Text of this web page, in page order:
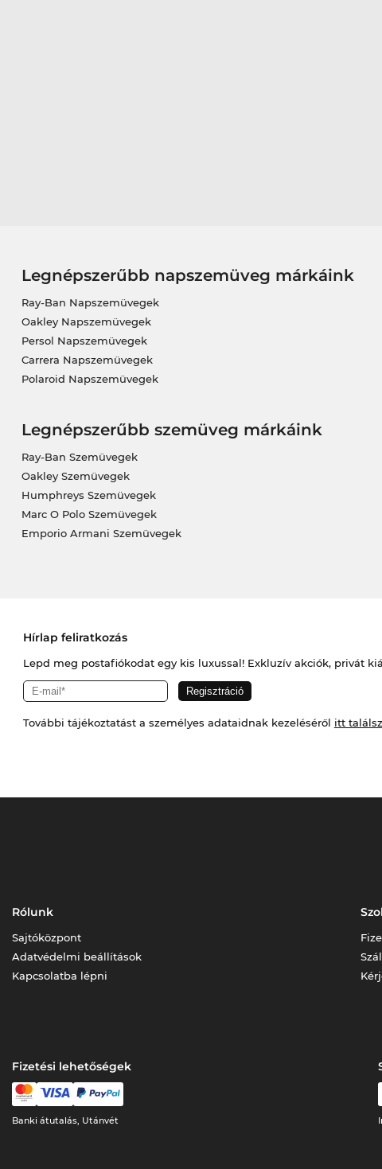
Legnépszerűbb napszemüveg márkáink
Ray-Ban Napszemüvegek
Oakley Napszemüvegek
Persol Napszemüvegek
Carrera Napszemüvegek
Polaroid Napszemüvegek
Legnépszerűbb szemüveg márkáink
Ray-Ban Szemüvegek
Oakley Szemüvegek
Humphreys Szemüvegek
Marc O Polo Szemüvegek
Emporio Armani Szemüvegek
Hírlap feliratkozás
Lepd meg postafiókodat egy kis luxussal! Exkluzív akciók, privát
További tájékoztatást a személyes adataidnak kezeléséről itt találsz
Rólunk
Sajtóközpont
Adatvédelmi beállítások
Kapcsolatba lépni
Fizetési lehetőségek
Banki átutalás, Utánvét